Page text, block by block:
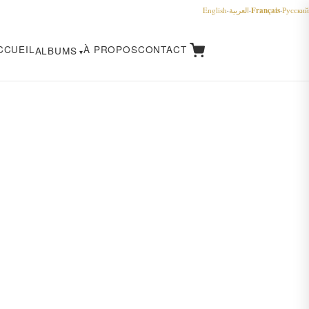
English·العربية·Français·Русский
ALBUMS À PROPOSCONTACT